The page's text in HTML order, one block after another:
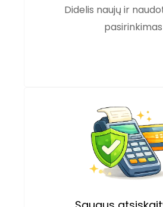
Didelis naujų ir
pasirinkimas